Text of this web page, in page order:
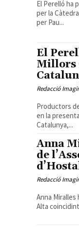
El Perelló ha
per la
per Pau...
El
Millors
Redacció
Productors
en la
Catalunya,...
Anna
de
Redacció
Anna Miralles
Alta